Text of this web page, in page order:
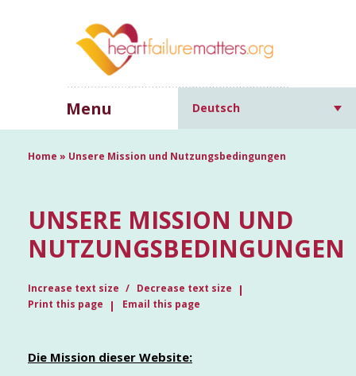
Menu Deutsch
Home » Unsere Mission und Nutzungsbedingungen
UNSERE MISSION UND
NUTZUNGSBEDINGUNGEN
Increase text size
Decrease text size
Print this page
Email this page
Die Mission dieser Website: